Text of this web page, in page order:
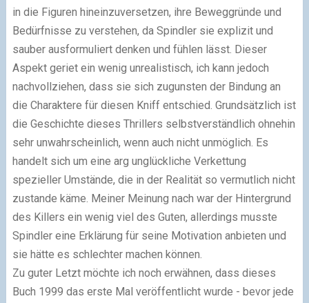
in die Figuren hineinzuversetzen, ihre Beweggründe und
Bedürfnisse zu verstehen, da Spindler sie explizit und
sauber ausformuliert denken und fühlen lässt. Dieser
Aspekt geriet ein wenig unrealistisch, ich kann jedoch
nachvollziehen, dass sie sich zugunsten der Bindung an
die Charaktere für diesen Kniff entschied. Grundsätzlich ist
die Geschichte dieses Thrillers selbstverständlich ohnehin
sehr unwahrscheinlich, wenn auch nicht unmöglich. Es
handelt sich um eine arg unglückliche Verkettung
spezieller Umstände, die in der Realität so vermutlich nicht
zustande käme. Meiner Meinung nach war der Hintergrund
des Killers ein wenig viel des Guten, allerdings musste
Spindler eine Erklärung für seine Motivation anbieten und
sie hätte es schlechter machen können.
Zu guter Letzt möchte ich noch erwähnen, dass dieses
Buch 1999 das erste Mal veröffentlicht wurde - bevor jede